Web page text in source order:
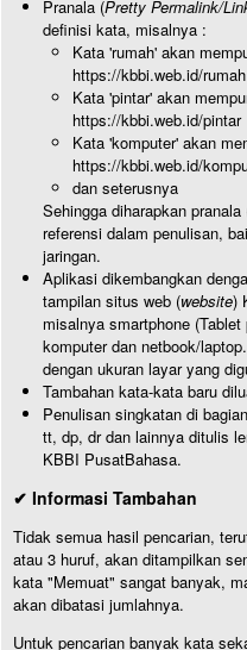
Pranala (Pretty Permalink/
definisi kata, misalnya :
Kata 'rumah' akan
https://kbbi.web.id/rumah
Kata 'pintar' akan
https://kbbi.web.id/pintar
Kata 'komputer' akan
https://kbbi.web.id/
dan seterusnya
Sehingga diharapkan pranala
referensi dalam penulisan,
jaringan.
Aplikasi dikembangkan
tampilan situs web (website)
misalnya smartphone
komputer dan netbook/
dengan ukuran layar yang
Tambahan kata-kata baru
Penulisan singkatan di
tt, dp, dr dan lainnya ditulis
KBBI PusatBahasa.
✔ Informasi Tambahan
Tidak semua hasil pencarian,
atau 3 huruf, akan ditampilkan
kata "Memuat" sangat banyak,
akan dibatasi jumlahnya.
Untuk pencarian banyak kata